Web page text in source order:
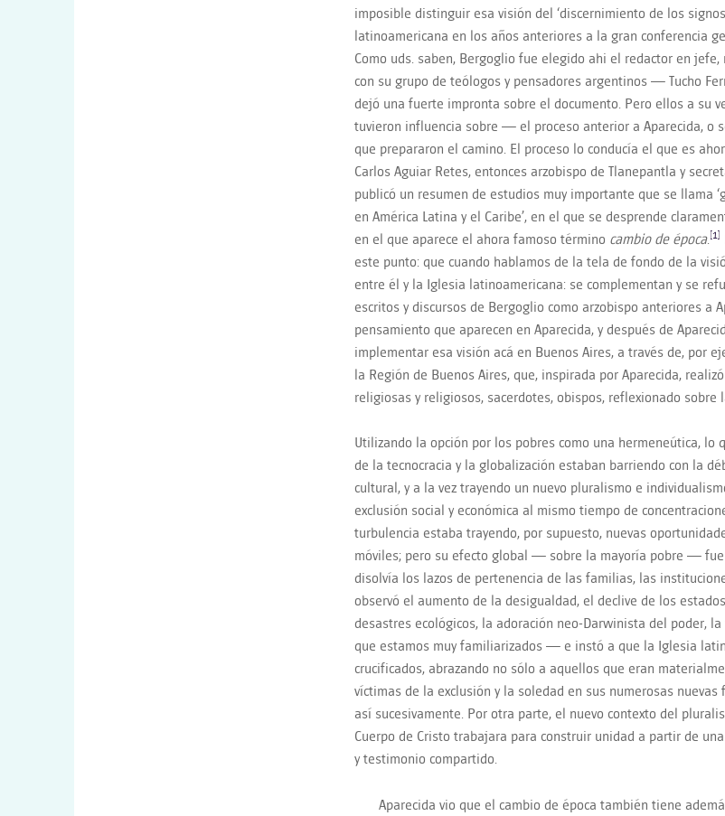
imposible distinguir esa visión del ‘discernimiento de los
latinoamericana en los años anteriores a la gran conferencia
Como uds. saben, Bergoglio fue elegido ahi el redactor en
con su grupo de teólogos y pensadores argentinos — Tucho
dejó una fuerte impronta sobre el documento. Pero ellos a su
tuvieron influencia sobre — el proceso anterior a Aparecida, o
que prepararon el camino. El proceso lo conducía el que es
Carlos Aguiar Retes, entonces arzobispo de Tlanepantla y
publicó un resumen de estudios muy importante que se llama
en América Latina y el Caribe’, en el que se desprende
en el que aparece el ahora famoso término cambio de época. [1]
este punto: que cuando hablamos de la tela de fondo de la
entre él y la Iglesia latinoamericana: se complementan y se
escritos y discursos de Bergoglio como arzobispo anteriores a
pensamiento que aparecen en Aparecida, y después de
implementar esa visión acá en Buenos Aires, a través de, por
la Región de Buenos Aires, que, inspirada por Aparecida,
religiosas y religiosos, sacerdotes, obispos, reflexionado sobre
Utilizando la opción por los pobres como una hermeneútica, lo
de la tecnocracia y la globalización estaban barriendo con la
cultural, y a la vez trayendo un nuevo pluralismo e
exclusión social y económica al mismo tiempo de
turbulencia estaba trayendo, por supuesto, nuevas
móviles; pero su efecto global — sobre la mayoría pobre —
disolvía los lazos de pertenencia de las familias, las
observó el aumento de la desigualdad, el declive de los
desastres ecológicos, la adoración neo-Darwinista del poder,
que estamos muy familiarizados — e instó a que la Iglesia
crucificados, abrazando no sólo a aquellos que eran
víctimas de la exclusión y la soledad en sus numerosas
así sucesivamente. Por otra parte, el nuevo contexto del
Cuerpo de Cristo trabajara para construir unidad a partir de
y testimonio compartido.
Aparecida vio que el cambio de época también tiene